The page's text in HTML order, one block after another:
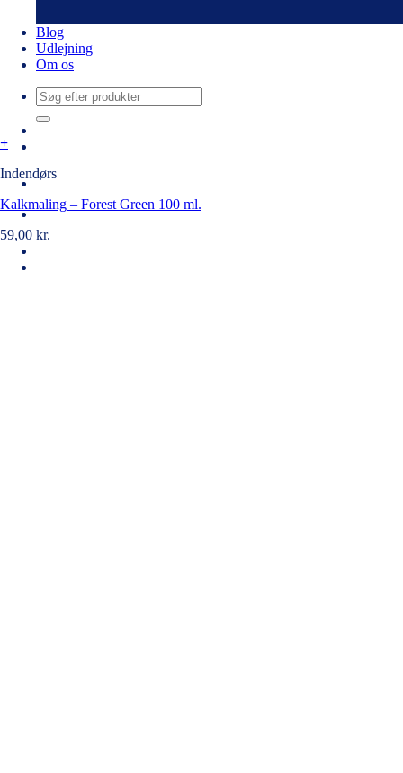
Blog
Udlejning
Om os
Søg
efter:
+
Indendørs
Kalkmaling – Forest Green 100 ml.
59,00 kr.